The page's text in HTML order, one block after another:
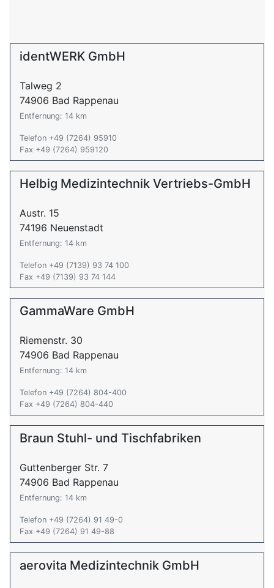
identWERK GmbH
Talweg 2
74906 Bad Rappenau
Entfernung: 14 km
Telefon +49 (7264) 95910
Fax +49 (7264) 959120
Helbig Medizintechnik Vertriebs-GmbH
Austr. 15
74196 Neuenstadt
Entfernung: 14 km
Telefon +49 (7139) 93 74 100
Fax +49 (7139) 93 74 144
GammaWare GmbH
Riemenstr. 30
74906 Bad Rappenau
Entfernung: 14 km
Telefon +49 (7264) 804-400
Fax +49 (7264) 804-440
Braun Stuhl- und Tischfabriken
Guttenberger Str. 7
74906 Bad Rappenau
Entfernung: 14 km
Telefon +49 (7264) 91 49-0
Fax +49 (7264) 91 49-88
aerovita Medizintechnik GmbH